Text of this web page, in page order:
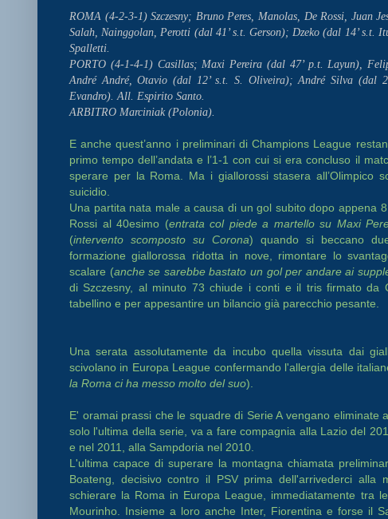
ROMA (4-2-3-1) Szczesny; Bruno Peres, Manolas, De Rossi, Juan
Salah, Nainggolan, Perotti (dal 41’ s.t. Gerson); Dzeko (dal 14’ s.t.
Spalletti.
PORTO (4-1-4-1) Casillas; Maxi Pereira (dal 47’ p.t. Layun),
André André, Otavio (dal 12’ s.t. S. Oliveira); André Silva (dal
Evandro). All. Espirito Santo.
ARBITRO Marciniak (Polonia).
E anche quest’anno i preliminari di Champions League
primo tempo dell’andata e l’1-1 con cui si era concluso il
sperare per la Roma. Ma i giallorossi stasera all’Olimpico
suicidio.
Una partita nata male a causa di un gol subito dopo appena
Rossi al 40esimo (entrata col piede a martello su Maxi
(intervento scomposto su Corona) quando si beccano
formazione giallorossa ridotta in nove, rimontare lo
scalare (anche se sarebbe bastato un gol per andare ai
di Szczesny, al minuto 73 chiude i conti e il tris firmato da
tabellino e per appesantire un bilancio già parecchio pesante.
Una serata assolutamente da incubo quella vissuta dai
scivolano in Europa League confermando l'allergia delle
la Roma ci ha messo molto del suo).
E' oramai prassi che le squadre di Serie A vengano eliminate
solo l'ultima della serie, va a fare compagnia alla Lazio del
e nel 2011, alla Sampdoria nel 2010.
L'ultima capace di superare la montagna chiamata
Boateng, decisivo contro il PSV prima dell'arrivederci alla
schierare la Roma in Europa League, immediatamente tra
Mourinho. Insieme a loro anche Inter, Fiorentina e forse il